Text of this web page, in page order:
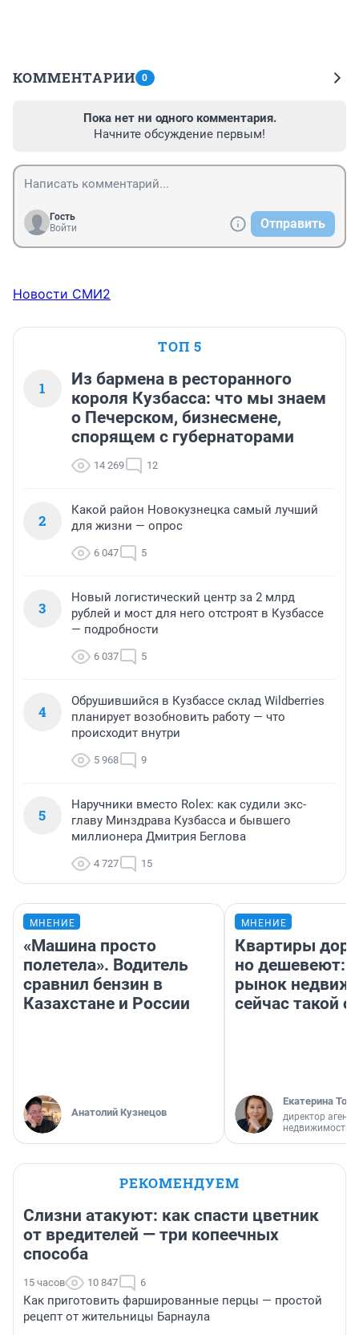
КОММЕНТАРИИ 0
Пока нет ни одного комментария.
Начните обсуждение первым!
Гость
Войти
Отправить
Новости СМИ2
ТОП 5
1
Из бармена в ресторанного
короля Кузбасса: что мы знаем
о Печерском, бизнесмене,
спорящем с губернаторами
14 269 12
2
Какой район Новокузнецка самый лучший
для жизни — опрос
6 047 5
3
Новый логистический центр за 2 млрд
рублей и мост для него отстроят в Кузбассе
— подробности
6 037 5
4
Обрушившийся в Кузбассе склад Wildberries
планирует возобновить работу — что
происходит внутри
5 968 9
5
Наручники вместо Rolex: как судили экс-
главу Минздрава Кузбасса и бывшего
миллионера Дмитрия Беглова
4 727 15
МНЕНИЕ
«Машина просто
полетела». Водитель
сравнил бензин в
Казахстане и России
Анатолий Кузнецов
МНЕНИЕ
Квартиры
но дешевеют:
рынок
сейчас такой
Екатерина
директор
недвижимости
РЕКОМЕНДУЕМ
Слизни атакуют: как спасти цветник
от вредителей — три копеечных
способа
15 часов 10 847 6
Как приготовить фаршированные перцы — простой
рецепт от жительницы Барнаула